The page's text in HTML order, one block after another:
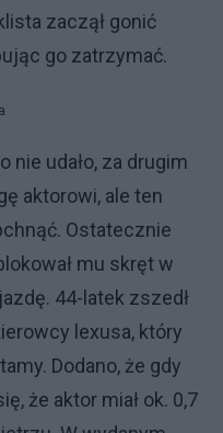
zaczął gonić
go zatrzymać.
udało, za drugim
aktorowi, ale ten
Ostatecznie
mu skręt w
44-latek zszedł
lexusa, który
Dodano, że gdy
że aktor miał ok. 0,7